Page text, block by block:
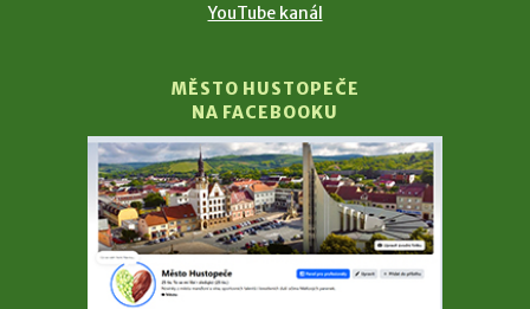
YouTube kanál
MĚSTO HUSTOPEČE
NA FACEBOOKU